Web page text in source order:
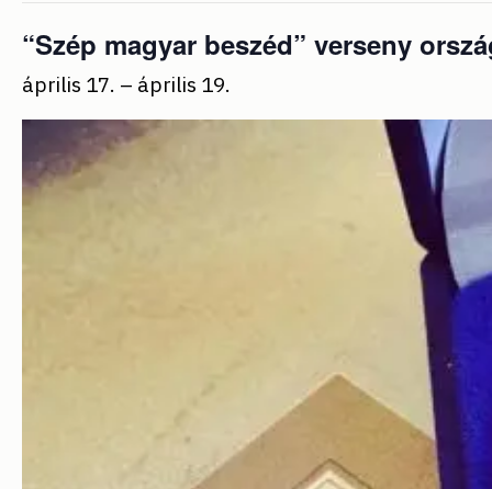
“Szép magyar beszéd” verseny
április 17. – április 19.